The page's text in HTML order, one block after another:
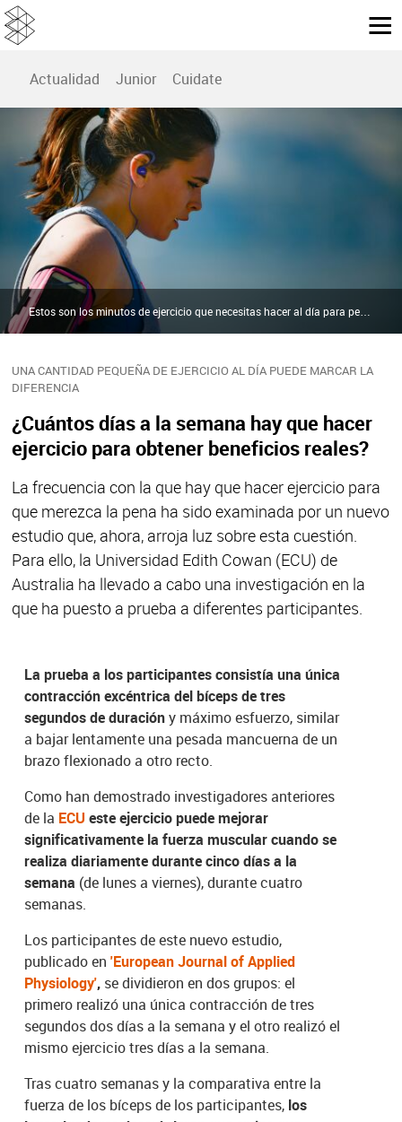
Actualidad Junior Cuidate
UNA CANTIDAD PEQUEÑA DE EJERCICIO AL DÍA PUEDE MARCAR LA
DIFERENCIA
¿Cuántos días a la semana hay que hacer
ejercicio para obtener beneficios reales?
La frecuencia con la que hay que hacer ejercicio para
que merezca la pena ha sido examinada por un nuevo
estudio que, ahora, arroja luz sobre esta cuestión.
Para ello, la Universidad Edith Cowan (ECU) de
Australia ha llevado a cabo una investigación en la
que ha puesto a prueba a diferentes participantes.
Estos son los minutos de ejercicio que necesitas hacer al día para perder peso | Pexels
La prueba a los participantes consistía una única
contracción excéntrica del bíceps de tres
segundos de duracióny máximo esfuerzo, similar
a bajar lentamente una pesada mancuerna de un
brazo flexionado a otro recto.
Como han demostrado investigadores anteriores
de la ECU este ejercicio puede mejorar
significativamente la fuerza muscular cuando se
realiza diariamente durante cinco días a la
semana (de lunes a viernes), durante cuatro
semanas.
Los participantes de este nuevo estudio,
publicado en'European Journal of Applied
Physiology', se dividieron en dos grupos: el
primero realizó una única contracción de tres
segundos dos días a la semana y el otro realizó el
mismo ejercicio tres días a la semana.
Tras cuatro semanas y la comparativa entre la
fuerza de los bíceps de los participantes, los